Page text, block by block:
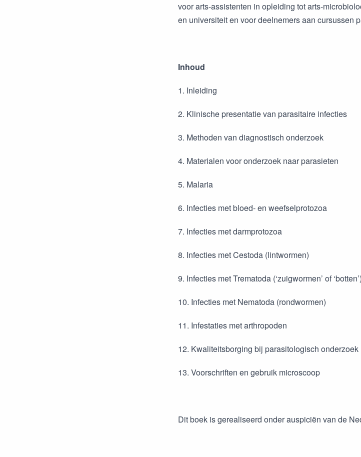
voor arts-assistenten in opleiding tot arts-
en universiteit en voor deelnemers aan cursussen
Inhoud
1. Inleiding
2. Klinische presentatie van parasitaire infecties
3. Methoden van diagnostisch onderzoek
4. Materialen voor onderzoek naar parasieten
5. Malaria
6. Infecties met bloed- en weefselprotozoa
7. Infecties met darmprotozoa
8. Infecties met Cestoda (lintwormen)
9. Infecties met Trematoda (‘zuigwormen’ of ‘botten’)
10. Infecties met Nematoda (rondwormen)
11. Infestaties met arthropoden
12. Kwaliteitsborging bij parasitologisch onderzoek
13. Voorschriften en gebruik microscoop
Dit boek is gerealiseerd onder auspiciën van de